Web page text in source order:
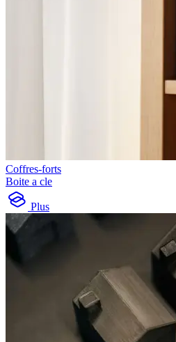
Coffres-forts
Boite a cle
Plus